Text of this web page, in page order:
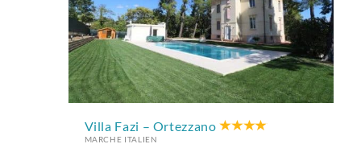
Villa Fazi – Ortezzano
MARCHE ITALIEN